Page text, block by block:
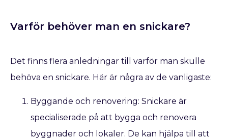
Varför behöver man en snickare?
Det finns flera anledningar till varför man skulle
behöva en snickare. Här är några av de vanligaste:
Byggande och renovering: Snickare är
specialiserade på att bygga och renovera
byggnader och lokaler. De kan hjälpa till att